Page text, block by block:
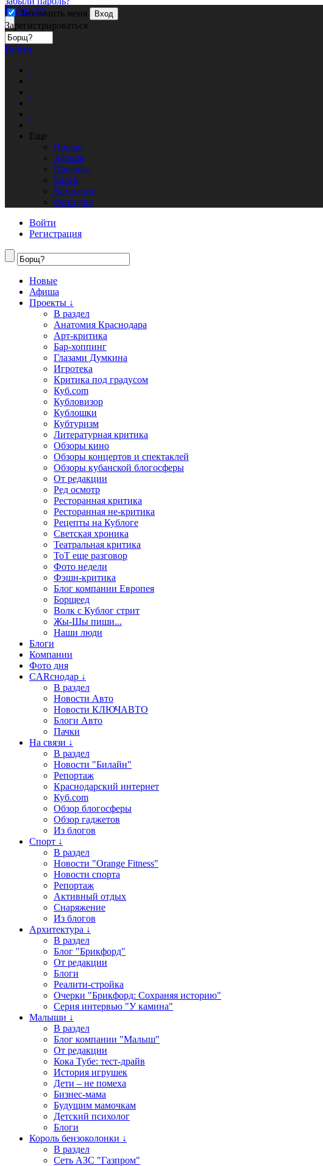
Запомнить меня
Вход
Зарегистрироваться
Кублог.ру
Войти
Еще
Новые
Афиша
Проекты
Блоги
Компании
Фото дня
Войти
Регистрация
Новые
Афиша
Проекты ↓
В раздел
Анатомия Краснодара
Арт-критика
Бар-хоппинг
Глазами Думкина
Игротека
Критика под градусом
Куб.com
Кубловизор
Кублошки
Кубтуризм
Литературная критика
Обзоры кино
Обзоры концертов и спектаклей
Обзоры кубанской блогосферы
От редакции
Ред осмотр
Ресторанная критика
Ресторанная не-критика
Рецепты на Кублоге
Светская хроника
Театральная критика
ТоТ еще разговор
Фото недели
Фэшн-критика
Блог компании Европея
Борщеед
Волк с Кублог стрит
Жы-Шы пиши...
Наши люди
Блоги
Компании
Фото дня
CARснодар ↓
В раздел
Новости Авто
Новости КЛЮЧАВТО
Блоги Авто
Пачки
На связи ↓
В раздел
Новости "Билайн"
Репортаж
Краснодарский интернет
Куб.com
Обзор блогосферы
Обзор гаджетов
Из блогов
Спорт ↓
В раздел
Новости "Orange Fitness"
Новости спорта
Репортаж
Активный отдых
Снаряжение
Из блогов
Архитектура ↓
В раздел
Блог "Брикфорд"
От редакции
Блоги
Реалити-стройка
Очерки "Брикфорд: Сохраняя историю"
Серия интервью "У камина"
Малыши ↓
В раздел
Блог компании "Малыш"
От редакции
Кока Тубе: тест-драйв
История игрушек
Дети – не помеха
Бизнес-мама
Будущим мамочкам
Детский психолог
Блоги
Король бензоколонки ↓
В раздел
Сеть АЗС "Газпром"